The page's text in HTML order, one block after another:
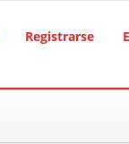
Registrarse